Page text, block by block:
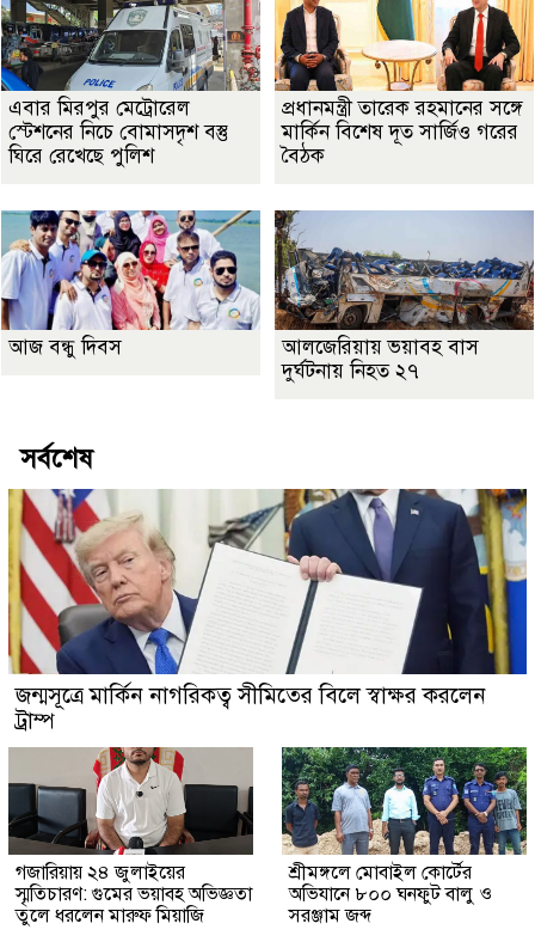
এবার মিরপুর মেট্রোরেল
স্টেশনের নিচে বোমাসদৃশ বস্তু
ঘিরে রেখেছে পুলিশ
প্রধানমন্ত্রী তারেক রহমানের সঙ্গে
মার্কিন বিশেষ দূত সার্জিও গরের
বৈঠক
আজ বন্ধু দিবস
আলজেরিয়ায় ভয়াবহ বাস
দুর্ঘটনায় নিহত ২৭
সর্বশেষ
জন্মসূত্রে মার্কিন নাগরিকত্ব সীমিতের বিলে স্বাক্ষর করলেন
ট্রাম্প
গজারিয়ায় ২৪ জুলাইয়ের
স্মৃতিচারণ: গুমের ভয়াবহ অভিজ্ঞতা
তুলে ধরলেন মারুফ মিয়াজি
শ্রীমঙ্গলে মোবাইল কোর্টের
অভিযানে ৮০০ ঘনফুট বালু ও
সরঞ্জাম জব্দ